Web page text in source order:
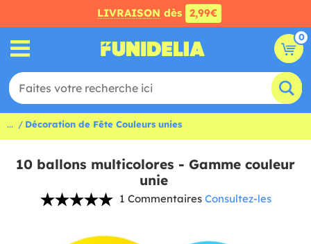
LIVRAISON dès 2,99€
0
... Décoration de Fête Couleurs unies
10 ballons multicolores - Gamme couleur
unie
1 Commentaires Consultez-les